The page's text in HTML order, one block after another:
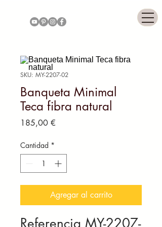
SKU: MY-2207-02
Banqueta Minimal
Teca fibra natural
185,00 €
Cantidad *
Agregar al carrito
Referencia MY-2207-